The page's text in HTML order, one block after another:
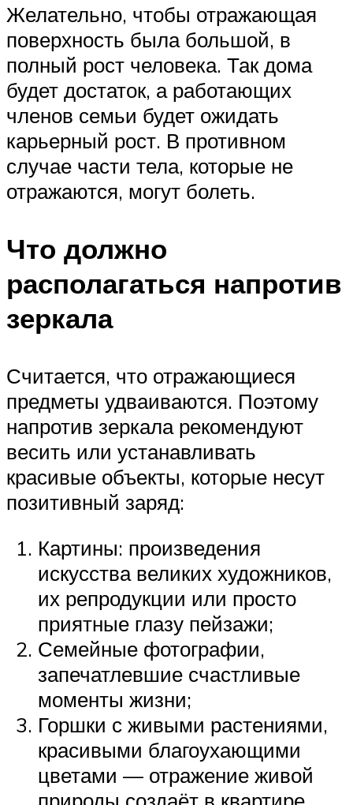
Желательно, чтобы отражающая
поверхность была большой, в
полный рост человека. Так дома
будет достаток, а работающих
членов семьи будет ожидать
карьерный рост. В противном
случае части тела, которые не
отражаются, могут болеть.
Что должно
располагаться напротив
зеркала
Считается, что отражающиеся
предметы удваиваются. Поэтому
напротив зеркала рекомендуют
весить или устанавливать
красивые объекты, которые несут
позитивный заряд:
Картины: произведения
искусства великих художников,
их репродукции или просто
приятные глазу пейзажи;
Семейные фотографии,
запечатлевшие счастливые
моменты жизни;
Горшки с живыми растениями,
красивыми благоухающими
цветами — отражение живой
природы создаёт в квартире